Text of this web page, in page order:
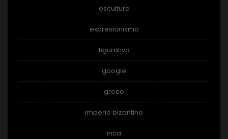
escultura
expresionismo
figurativo
google
greco
imperio bizantino
inca